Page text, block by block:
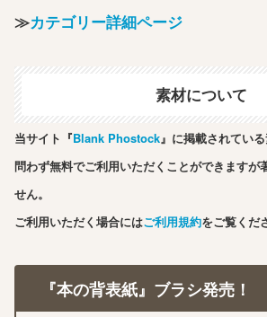
≫カテゴリー詳細ページ
素材について
当サイト『Blank Phostock』に掲載されてい
問わず無料でご利用いただくことができますが
せん。
ご利用いただく場合にはご利用規約をご覧くだ
『本の背表紙』ブラシ発売！